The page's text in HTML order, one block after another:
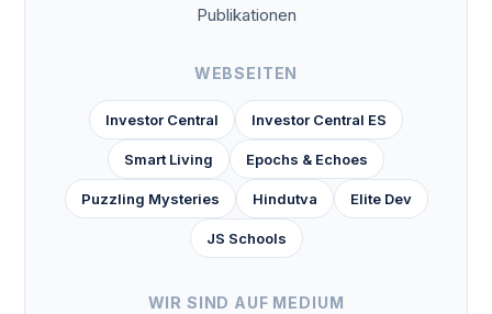
Publikationen
WEBSEITEN
Investor Central Investor Central ES
Smart Living Epochs & Echoes
Puzzling Mysteries Hindutva Elite Dev
JS Schools
WIR SIND AUF MEDIUM